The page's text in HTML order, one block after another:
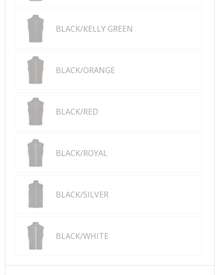
BLACK/KELLY GREEN
BLACK/ORANGE
BLACK/RED
BLACK/ROYAL
BLACK/SILVER
BLACK/WHITE